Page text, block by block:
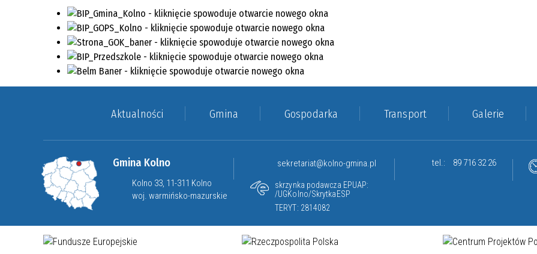
Aktualności Gmina Gospodarka Transport Galerie
Gmina Kolno
Kolno 33, 11-311 Kolno
woj. warmińsko-mazurskie
sekretariat@kolno-gmina.pl
skrzynka podawcza EPUAP:
/UGKolno/SkrytkaESP
TERYT: 2814082
tel.: 89 716 32 26